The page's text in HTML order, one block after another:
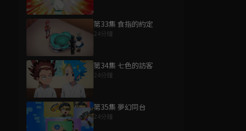
第33集 食指的約定
24分鐘
第34集 七色的訪客
24分鐘
第35集 夢幻同台
24分鐘